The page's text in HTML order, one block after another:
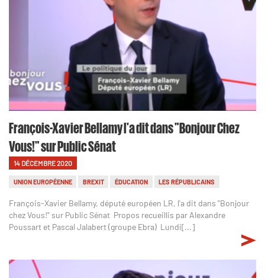
François-Xavier Bellamy l'a dit dans "Bonjour Chez
Vous!" sur Public Sénat
14 DÉCEMBRE 2020
UNION EUROPÉENNE BREXIT ÉDUCATION LES RÉPUBLICAINS
François-Xavier Bellamy, député européen LR, l'a dit dans "Bonjour
chez Vous!" sur Public Sénat Propos recueillis par Alexandre
Poussart et Pascal Jalabert (groupe Ebra) Lundi[...]